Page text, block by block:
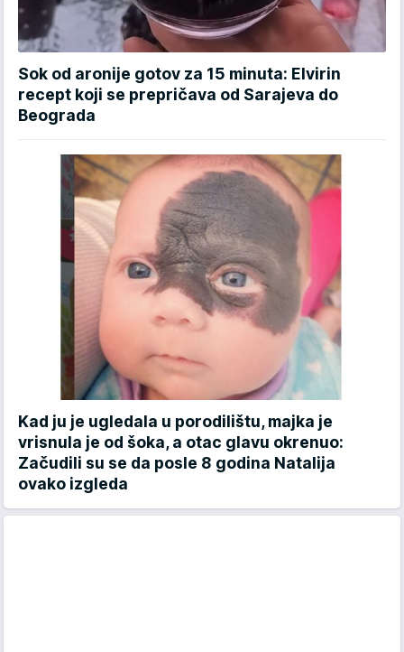
Sok od aronije gotov za 15 minuta: Elvirin
recept koji se prepričava od Sarajeva do
Beograda
Kad ju je ugledala u porodilištu, majka je
vrisnula je od šoka, a otac glavu okrenuo:
Začudili su se da posle 8 godina Natalija
ovako izgleda